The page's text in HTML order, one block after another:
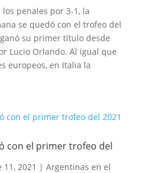
penales por 3-1, la
se quedó con el trofeo del
su primer título desde
Lucio Orlando. Al igual que
europeos, en Italia la
con el primer trofeo del
11, 2021 | Argentinas en el